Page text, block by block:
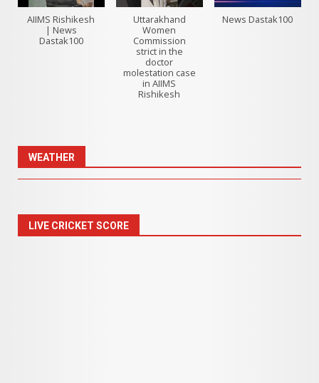
AIIMS Rishikesh
| News
Dastak100
Uttarakhand
Women
Commission
strict in the
doctor
molestation case
in AIIMS
Rishikesh
News Dastak100
WEATHER
LIVE CRICKET SCORE